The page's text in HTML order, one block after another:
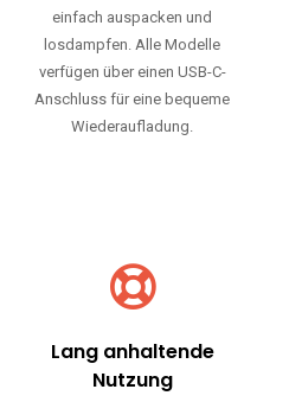
einfach auspacken und
losdampfen. Alle Modelle
verfügen über einen USB-C-
Anschluss für eine bequeme
Wiederaufladung.
Lang anhaltende
Nutzung